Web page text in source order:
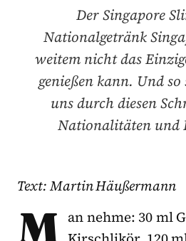
Der Singapore
Nationalgetränk
weitem nicht das
genießen kann. Und
uns durch diesen
Nationalitäten und
Text: Martin Häußermann
M an nehme: 30 ml